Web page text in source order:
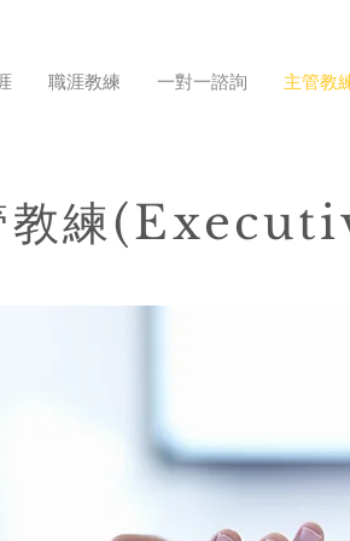
職涯教練 一對一諮詢 主管教
教練